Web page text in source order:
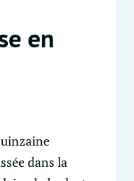
en
dans la